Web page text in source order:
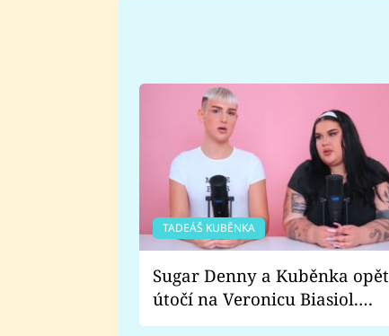
TADEÁŠ KUBĚNKA
Sugar Denny a Kuběnka opět
útočí na Veronicu Biasiol.
Proč je podle nich falešná a